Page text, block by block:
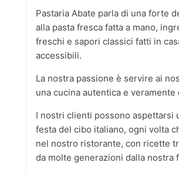
Pastaria Abate parla di una forte
alla pasta fresca fatta a mano,
freschi e sapori classici fatti in
accessibili.
La nostra passione è servire ai
una cucina autentica e veramente
I nostri clienti possono aspettarsi
festa del cibo italiano, ogni volta
nel nostro ristorante, con ricette
da molte generazioni dalla nostra